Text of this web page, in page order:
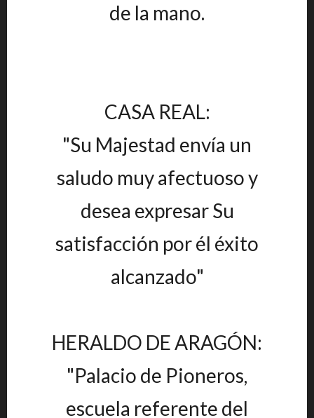
de la mano.
CASA REAL:
"Su Majestad envía un
saludo muy afectuoso y
desea expresar Su
satisfacción por él éxito
alcanzado"
HERALDO DE ARAGÓN:
"Palacio de Pioneros,
escuela referente del